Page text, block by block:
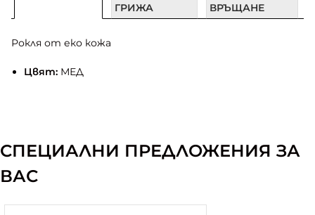
ГРИЖА
ВРЪЩАНЕ
Рокля от еко кожа
Цвят:МЕД
СПЕЦИАЛНИ ПРЕДЛОЖЕНИЯ ЗА
ВАС